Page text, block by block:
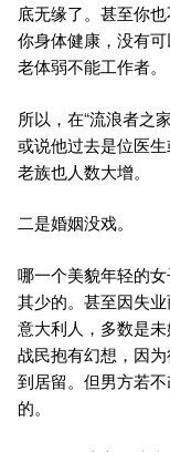
底无缘了。甚至你
你身体健康，没有
老体弱不能工作者。
所以，在“流浪者之
或说他过去是位医
老族也人数大增。
二是婚姻没戏。
哪一个美貌年轻的
其少的。甚至因失
意大利人，多数是
战民抱有幻想，因
到居留。但男方若
的。